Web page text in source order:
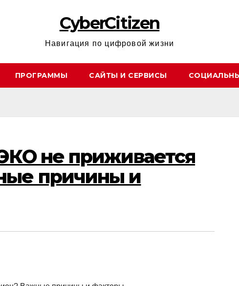
CyberCitizen
Навигация по цифровой жизни
ПРОГРАММЫ САЙТЫ И СЕРВИСЫ
не приживается
причины и